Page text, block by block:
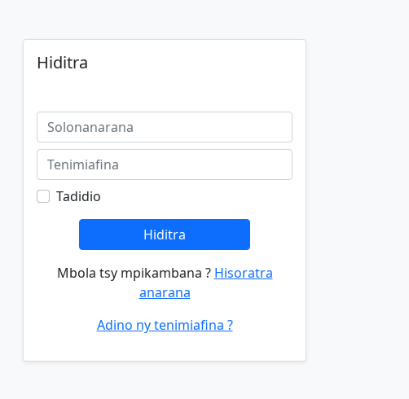
Hiditra
Tadidio
Hiditra
Mbola tsy mpikambana ? Hisoratra
anarana
Adino ny tenimiafina ?